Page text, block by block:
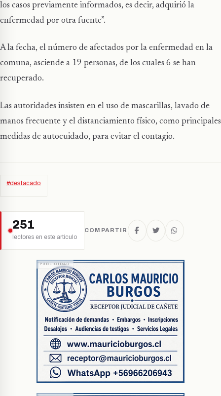
los casos previamente informados, es decir, adquirió la
enfermedad por otra fuente”.
A la fecha, el número de afectados por la enfermedad en la
comuna, asciende a 19 personas, de los cuales 6 se han
recuperado.
Las autoridades insisten en el uso de mascarillas, lavado de
manos frecuente y el distanciamiento físico, como principales
medidas de autocuidado, para evitar el contagio.
#destacado
251
lectores en este artículo
COMPARTIR